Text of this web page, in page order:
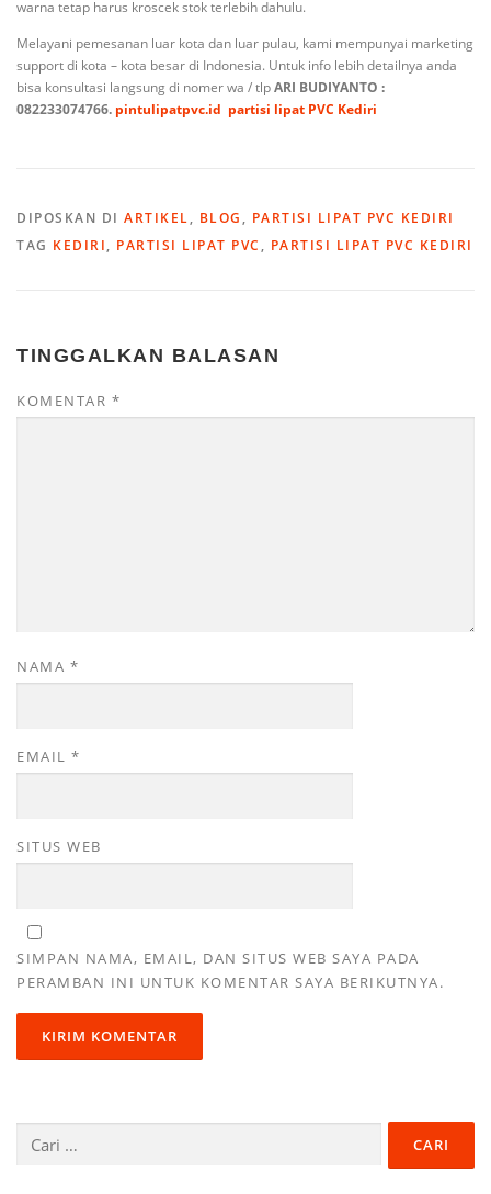
warna tetap harus kroscek stok terlebih dahulu.
Melayani pemesanan luar kota dan luar pulau, kami mempunyai marketing
support di kota – kota besar di Indonesia. Untuk info lebih detailnya anda
bisa konsultasi langsung di nomer wa / tlpARI BUDIYANTO :
082233074766. pintulipatpvc.id partisi lipat PVC Kediri
DIPOSKAN DI ARTIKEL, BLOG , PARTISI LIPAT PVC KEDIRI
TAG KEDIRI, PARTISI LIPAT PVC , PARTISI LIPAT PVC KEDIRI
TINGGALKAN BALASAN
KOMENTAR *
NAMA *
EMAIL *
SITUS WEB
SIMPAN NAMA, EMAIL, DAN SITUS WEB SAYA PADA
PERAMBAN INI UNTUK KOMENTAR SAYA BERIKUTNYA.
untuk: